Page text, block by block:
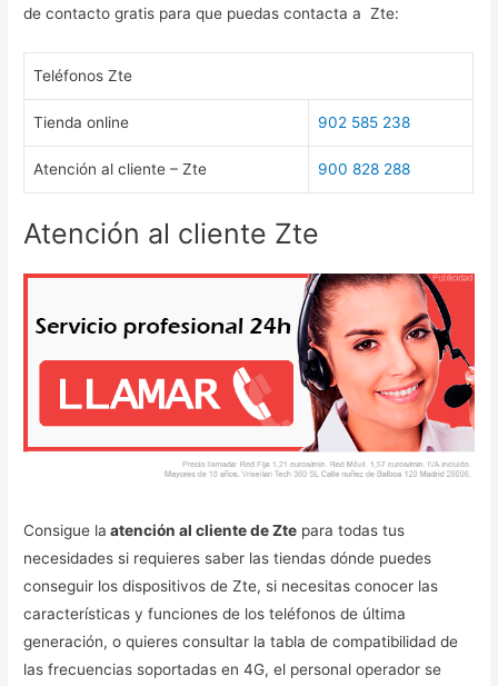
de contacto gratis para que puedas contacta a Zte:
Teléfonos Zte
Tienda online 902 585 238
Atención al cliente – Zte 900 828 288
Atención al cliente Zte
Consigue la atención al cliente de Zte para todas tus
necesidades si requieres saber las tiendas dónde puedes
conseguir los dispositivos de Zte, si necesitas conocer las
características y funciones de los teléfonos de última
generación, o quieres consultar la tabla de compatibilidad de
las frecuencias soportadas en 4G, el personal operador se